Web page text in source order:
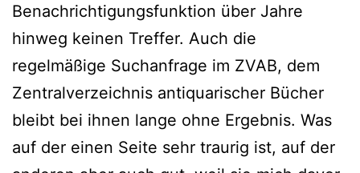
Benachrichtigungsfunktion über Jahre
hinweg keinen Treffer. Auch die
regelmäßige Suchanfrage im ZVAB, dem
Zentralverzeichnis antiquarischer Bücher
bleibt bei ihnen lange ohne Ergebnis. Was
auf der einen Seite sehr traurig ist, auf der